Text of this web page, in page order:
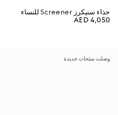
حذاء سنيكرز Screener للنساء
AED 4,050
وصلت منتجات جديدة